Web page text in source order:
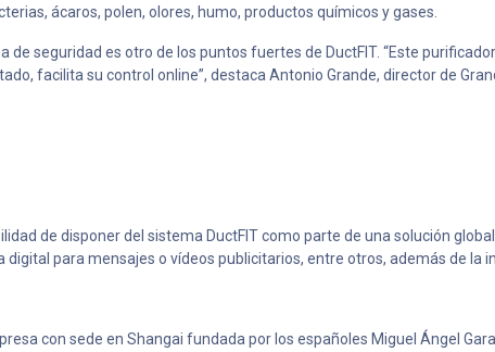
ácaros, polen, olores, humo, productos químicos y gases.
seguridad es otro de los puntos fuertes de DuctFIT. “Este
facilita su control online”, destaca Antonio Grande, director de
de disponer del sistema DuctFIT como parte de una solución
para mensajes o vídeos publicitarios, entre otros, además de la
con sede en Shangai fundada por los españoles Miguel Ángel